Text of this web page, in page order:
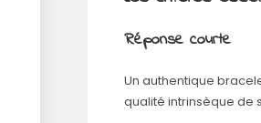
Réponse courte
Un authentique
qualité intrinsèque de